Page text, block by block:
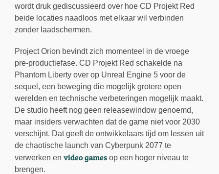
wordt druk gediscussieerd over hoe CD Projekt Red
beide locaties naadloos met elkaar wil verbinden
zonder laadschermen.
Project Orion bevindt zich momenteel in de vroege
pre-productiefase. CD Projekt Red schakelde na
Phantom Liberty over op Unreal Engine 5 voor de
sequel, een beweging die mogelijk grotere open
werelden en technische verbeteringen mogelijk maakt.
De studio heeft nog geen releasewindow genoemd,
maar insiders verwachten dat de game niet voor 2030
verschijnt. Dat geeft de ontwikkelaars tijd om lessen uit
de chaotische launch van Cyberpunk 2077 te
verwerken en video games op een hoger niveau te
brengen.